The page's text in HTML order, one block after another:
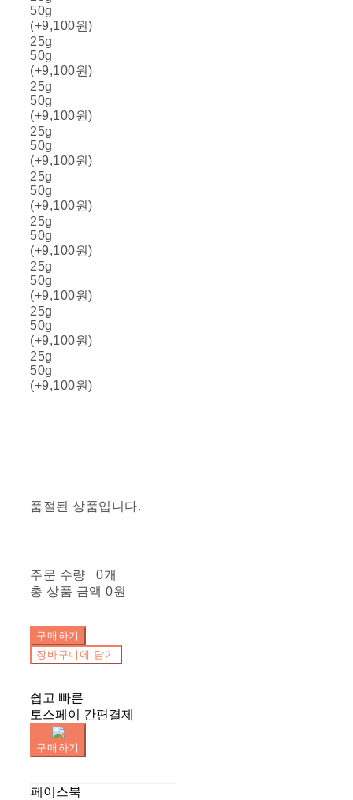
50g
(+9,100원)
25g
50g
(+9,100원)
25g
50g
(+9,100원)
25g
50g
(+9,100원)
25g
50g
(+9,100원)
25g
50g
(+9,100원)
25g
50g
(+9,100원)
25g
50g
(+9,100원)
25g
50g
(+9,100원)
품절된 상품입니다.
주문 수량
0개
총 상품 금액 0원
구매하기
장바구니에 담기
쉽고 빠른
토스페이 간편결제
구매하기
페이스북